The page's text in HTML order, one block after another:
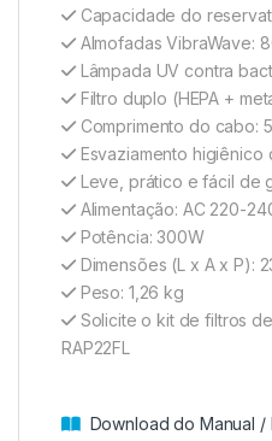
Capacidade do
Almofadas VibraWave:
Lâmpada UV contra
Filtro duplo (HEPA +
Comprimento do cabo:
Esvaziamento
Leve, prático e fácil de
Alimentação: AC 220-
Potência: 300W
Dimensões (L x A x P):
Peso: 1,26 kg
Solicite o kit de filtros
RAP22FL
Download do Manual /